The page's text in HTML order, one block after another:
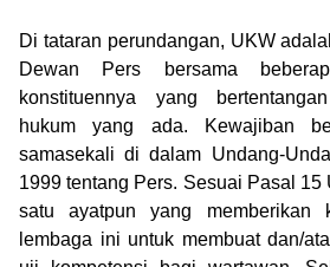
Di tataran perundangan, UKW
Dewan Pers bersama
konstituennya yang
hukum yang ada. Kewajiban
samasekali di dalam Undang-
1999 tentang Pers. Sesuai Pasal 15
satu ayatpun yang memberikan
lembaga ini untuk membuat dan/